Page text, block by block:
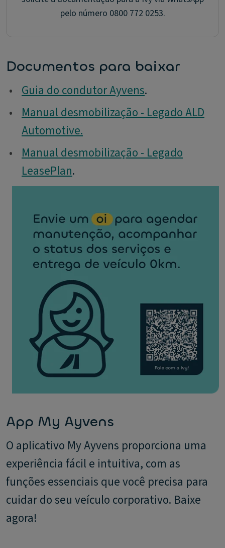
pelo número 0800 772 0253.
Documentos para baixar
• Guia do condutor Ayvens.
•
Manual desmobilização - Legado ALD
Automotive.
•
Manual desmobilização - Legado
LeasePlan.
App My Ayvens
O aplicativo My Ayvens proporciona uma
experiência fácil e intuitiva, com as
funções essenciais que você precisa para
cuidar do seu veículo corporativo. Baixe
agora!